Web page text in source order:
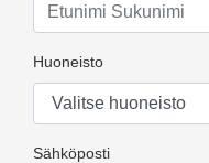
Huoneisto
Sähköposti